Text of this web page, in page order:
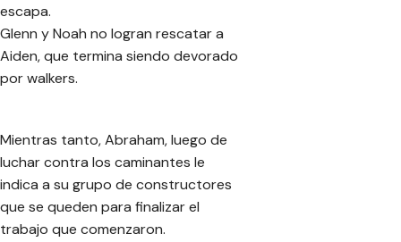
escapa.
Glenn y Noah no logran rescatar a
Aiden, que termina siendo devorado
por walkers.
Mientras tanto, Abraham, luego de
luchar contra los caminantes le
indica a su grupo de constructores
que se queden para finalizar el
trabajo que comenzaron.